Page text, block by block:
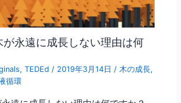
が永遠に成長しない理由は何
,TEDEd / 2019年3月14日/木の成長,
循環